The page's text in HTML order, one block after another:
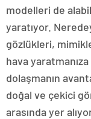
modelleri de
yaratıyor.
gözlükleri,
hava yaratmanıza
dolaşmanın
doğal ve çekici
arasında yer